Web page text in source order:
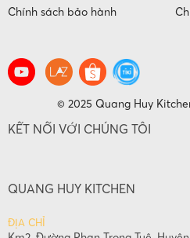
Chính sách bảo hành
© 2025 Quang Huy
KẾT NỐI VỚI CHÚNG TÔI
QUANG HUY KITCHEN
ĐỊA CHỈ